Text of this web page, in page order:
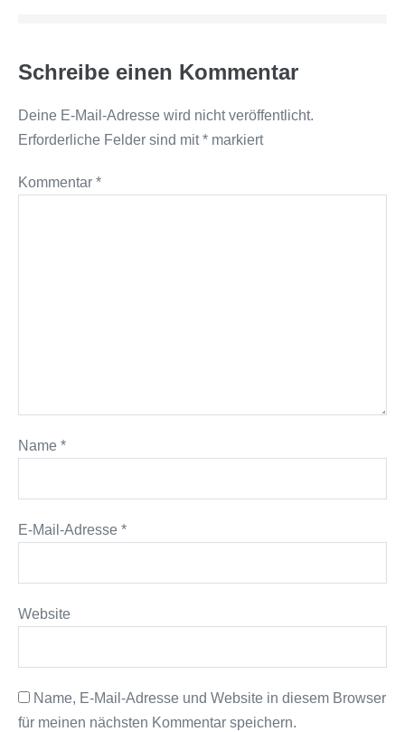
Schreibe einen Kommentar
Deine E-Mail-Adresse wird nicht veröffentlicht.
Erforderliche Felder sind mit* markiert
Kommentar *
Name *
E-Mail-Adresse *
Website
Name, E-Mail-Adresse und Website in diesem Browser
für meinen nächsten Kommentar speichern.